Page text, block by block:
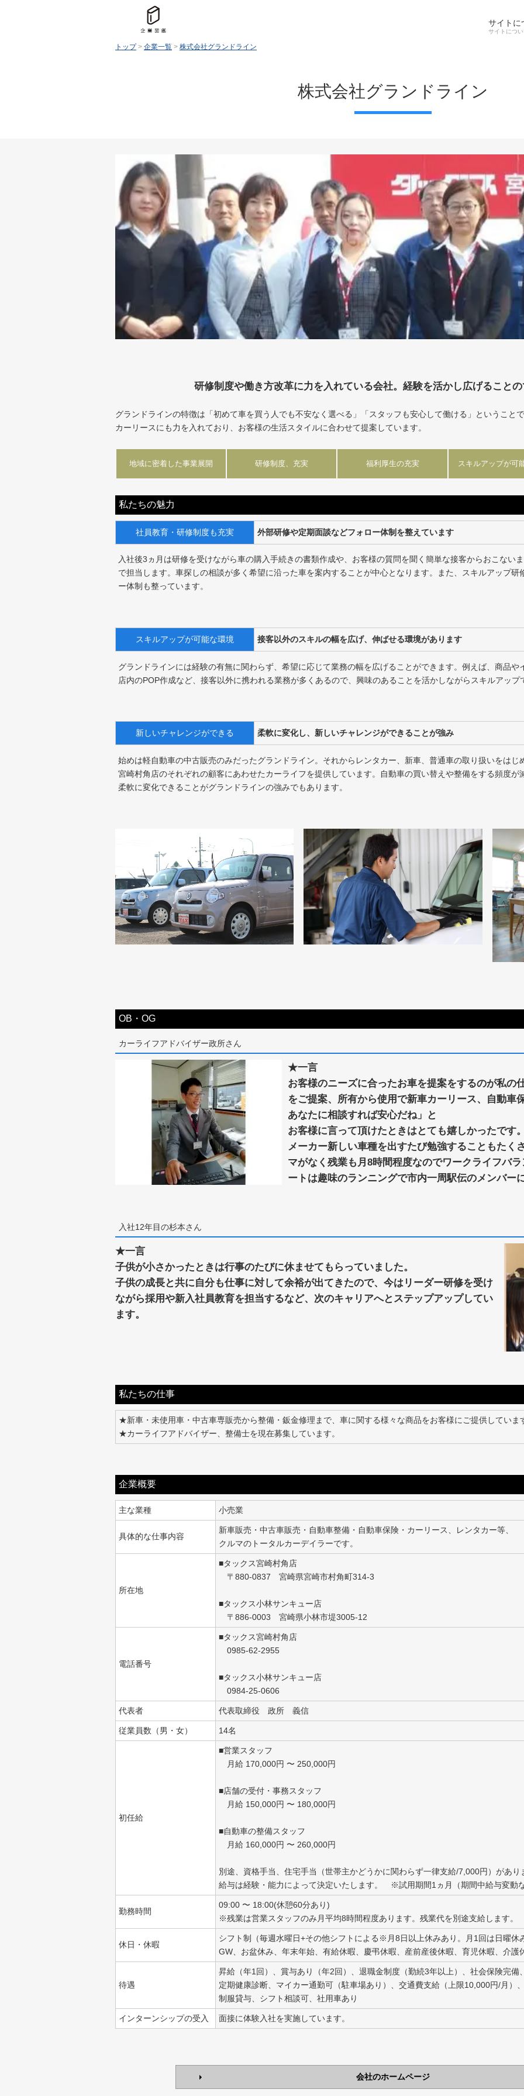
サイトに
トップ > 企業一覧 > 株式会社グランドライン
株式会社グランドライン
研修制度や働き方改革に力を入れている会社。経験を活かし広げること
グランドラインの特徴は「初めて車を買う人でも不安なく選べる」「スタッフも安心して働ける」ということ
カーリースにも力を入れており、お客様の生活スタイルに合わせて提案しています。
地域に密着した事業展開 研修制度、充実 福利厚生の充実 スキルアップが可
私たちの魅力
社員教育・研修制度も充実 外部研修や定期面談などフォロー体制を整えています
入社後3ヵ月は研修を受けながら車の購入手続きの書類作成や、お客様の質問を聞く簡単な接客からおこない
で担当します。車探しの相談が多く希望に沿った車を案内することが中心となります。また、スキルアップ
ー体制も整っています。
スキルアップが可能な環境 接客以外のスキルの幅を広げ、伸ばせる環境があります
グランドラインには経験の有無に関わらず、希望に応じて業務の幅を広げることができます。例えば、商品
店内のPOP作成など、接客以外に携われる業務が多くあるので、興味のあることを活かしながらスキルアップ
新しいチャレンジができる 柔軟に変化し、新しいチャレンジができることが強み
始めは軽自動車の中古販売のみだったグランドライン。それからレンタカー、新車、普通車の取り扱いをは
宮崎村角店のそれぞれの顧客にあわせたカーライフを提供しています。自動車の買い替えや整備をする頻度
柔軟に変化できることがグランドラインの強みでもあります。
OB・OG
カーライフアドバイザー政所さん
★一言
お客様のニーズに合ったお車を提案をするのが私の
をご提案、所有から使用で新車カーリース、自動車
あなたに相談すれば安心だね」と
お客様に言って頂けたときはとても嬉しかったです
メーカー新しい車種を出すたび勉強することもたく
マがなく残業も月8時間程度なのでワークライフバ
ートは趣味のランニングで市内一周駅伝のメンバー
入社12年目の杉本さん
★一言
子供が小さかったときは行事のたびに休ませてもらっていました。
子供の成長と共に自分も仕事に対して余裕が出てきたので、今はリーダー研修を受け
ながら採用や新入社員教育を担当するなど、次のキャリアへとステップアップしてい
ます。
私たちの仕事
★新車・未使用車・中古車専販売から整備・鈑金修理まで、車に関する様々な商品をお客様にご提供していま
★カーライフアドバイザー、整備士を現在募集しています。
企業概要
主な業種 小売業
具体的な仕事内容
新車販売・中古車販売・自動車整備・自動車保険・カーリース、レンタカー等、
クルマのトータルカーデイラーです。
所在地
■タックス宮崎村角店
〒880-0837 宮崎県宮崎市村角町314-3
■タックス小林サンキュー店
〒886-0003 宮崎県小林市堤3005-12
電話番号
■タックス宮崎村角店
0985-62-2955
■タックス小林サンキュー店
0984-25-0606
代表者 代表取締役 政所 義信
従業員数（男・女） 14名
初任給
■営業スタッフ
月給 170,000円 〜 250,000円
■店舗の受付・事務スタッフ
月給 150,000円 〜 180,000円
■自動車の整備スタッフ
月給 160,000円 〜 260,000円
別途、資格手当、住宅手当（世帯主かどうかに関わらず一律支給/7,000円）があり
給与は経験・能力によって決定いたします。 ※試用期間1ヵ月（期間中給与変動
勤務時間
09:00 〜 18:00(休憩60分あり)
※残業は営業スタッフのみ月平均8時間程度あります。残業代を別途支給します。
休日・休暇
シフト制（毎週水曜日+その他シフトによる※月8日以上休みあり。月1回は日曜休
GW、お盆休み、年末年始、有給休暇、慶弔休暇、産前産後休暇、育児休暇、介
待遇
昇給（年1回）、賞与あり（年2回）、退職金制度（勤続3年以上）、社会保険完備
定期健康診断、マイカー通勤可（駐車場あり）、交通費支給（上限10,000円/月）
制服貸与、シフト相談可、社用車あり
インターンシップの受入 面接に体験入社を実施しています。
会社のホームページ